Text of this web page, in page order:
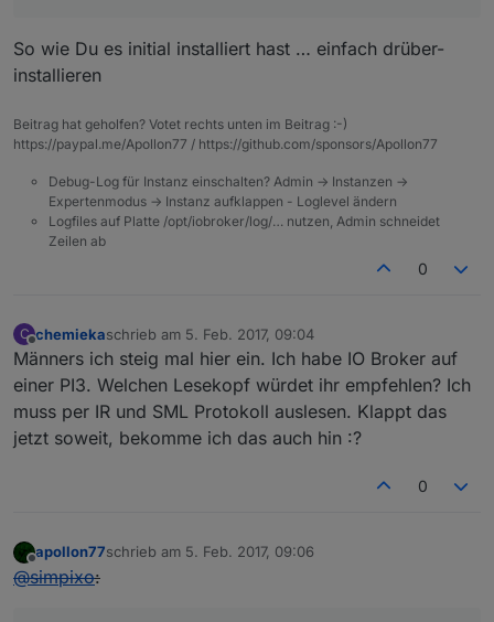
So wie Du es initial installiert hast … einfach drüber-
installieren
Beitrag hat geholfen? Votet rechts unten im Beitrag :-)
https://paypal.me/Apollon77 / https://github.com/sponsors/Apollon77
Debug-Log für Instanz einschalten? Admin -> Instanzen ->
Expertenmodus -> Instanz aufklappen - Loglevel ändern
Logfiles auf Platte /opt/iobroker/log/… nutzen, Admin schneidet
Zeilen ab
0
C
Offline
chemiekaschrieb am 5. Feb. 2017, 09:04
zuletzt editiert von
Männers ich steig mal hier ein. Ich habe IO Broker auf
einer PI3. Welchen Lesekopf würdet ihr empfehlen? Ich
muss per IR und SML Protokoll auslesen. Klappt das
jetzt soweit, bekomme ich das auch hin :?
0
Offline
apollon77schrieb am 5. Feb. 2017, 09:06
zuletzt editiert von
@simpixo: